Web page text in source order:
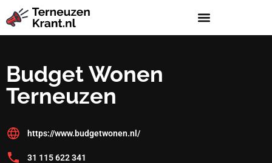
Budget Wonen
Terneuzen
https://www.budgetwonen.nl/
31 115 622 341